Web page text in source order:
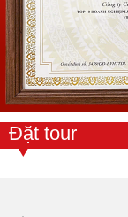
Đặt tour